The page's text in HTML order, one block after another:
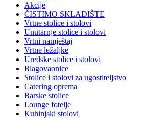
Akcije
ČISTIMO SKLADIŠTE
Vrtne stolice i stolovi
Unutarnje stolice i stolovi
Vrtni namještaj
Vrtne ležaljke
Uredske stolice i stolovi
Blagovaonice
Stolice i stolovi za ugostiteljstvo
Catering oprema
Barske stolice
Lounge fotelje
Kuhinjski stolovi